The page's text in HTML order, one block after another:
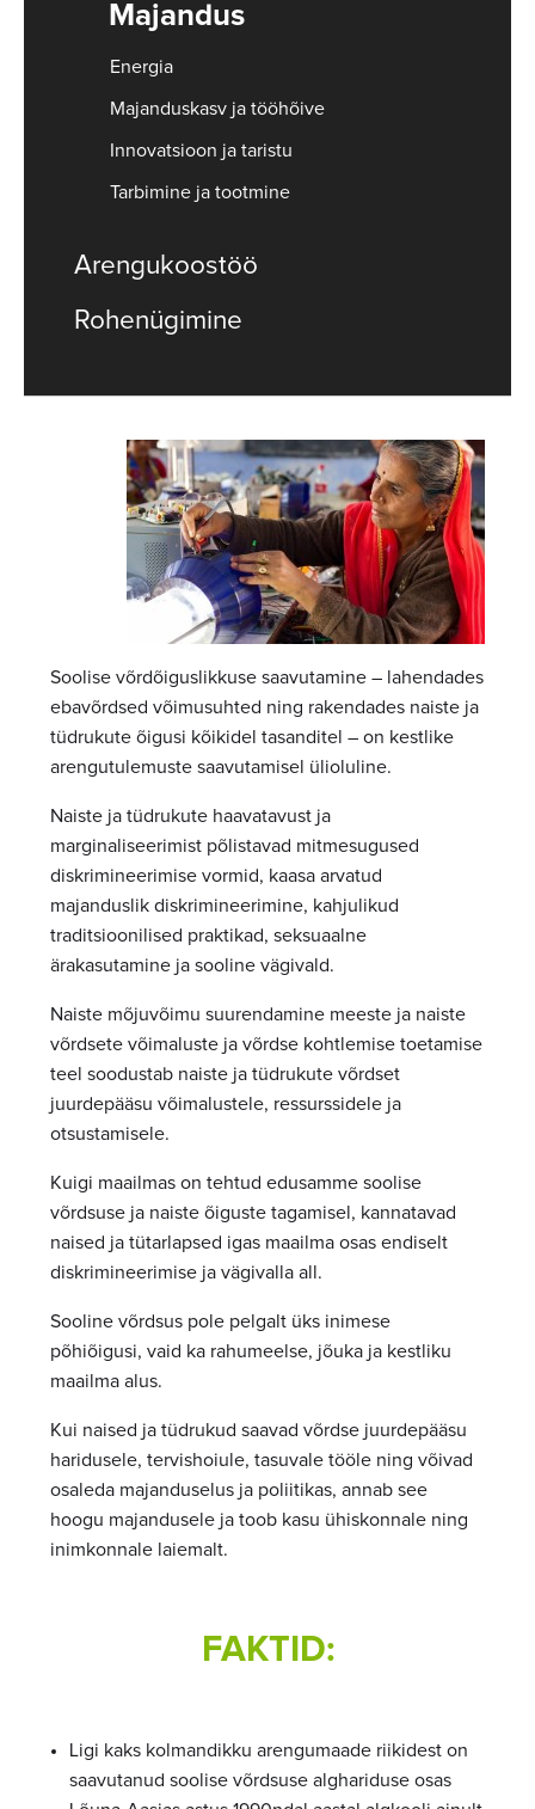
Majandus
Energia
Majanduskasv ja tööhõive
Innovatsioon ja taristu
Tarbimine ja tootmine
Arengukoostöö
Rohenügimine
Soolise võrdõiguslikkuse saavutamine – lahendades
ebavõrdsed võimusuhted ning rakendades naiste ja
tüdrukute õigusi kõikidel tasanditel – on kestlike
arengutulemuste saavutamisel ülioluline.
Naiste ja tüdrukute haavatavust ja
marginaliseerimist põlistavad mitmesugused
diskrimineerimise vormid, kaasa arvatud
majanduslik diskrimineerimine, kahjulikud
traditsioonilised praktikad, seksuaalne
ärakasutamine ja sooline vägivald.
Naiste mõjuvõimu suurendamine meeste ja naiste
võrdsete võimaluste ja võrdse kohtlemise toetamise
teel soodustab naiste ja tüdrukute võrdset
juurdepääsu võimalustele, ressurssidele ja
otsustamisele.
Kuigi maailmas on tehtud edusamme soolise
võrdsuse ja naiste õiguste tagamisel, kannatavad
naised ja tütarlapsed igas maailma osas endiselt
diskrimineerimise ja vägivalla all.
Sooline võrdsus pole pelgalt üks inimese
põhiõigusi, vaid ka rahumeelse, jõuka ja kestliku
maailma alus.
Kui naised ja tüdrukud saavad võrdse juurdepääsu
haridusele, tervishoiule, tasuvale tööle ning võivad
osaleda majanduselus ja poliitikas, annab see
hoogu majandusele ja toob kasu ühiskonnale ning
inimkonnale laiemalt.
FAKTID:
Ligi kaks kolmandikku arengumaade riikidest on
saavutanud soolise võrdsuse alghariduse osas